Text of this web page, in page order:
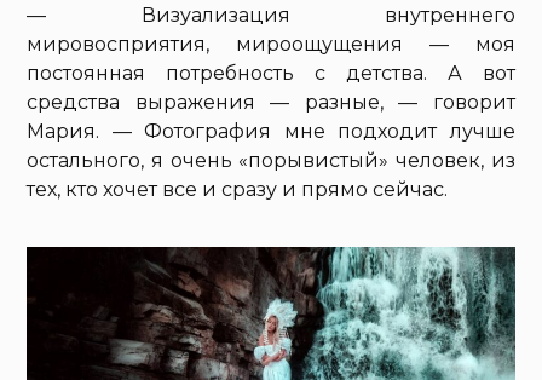
— Визуализация внутреннего
мировосприятия, мироощущения — моя
постоянная потребность с детства. А вот
средства выражения — разные, — говорит
Мария. — Фотография мне подходит лучше
остального, я очень «порывистый» человек, из
тех, кто хочет все и сразу и прямо сейчас.